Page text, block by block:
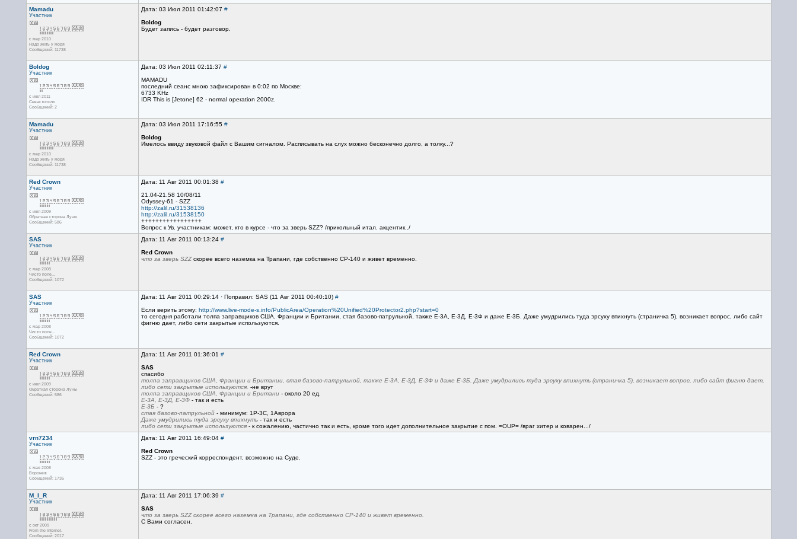
Mamadu
Участник
с мар 2010
Надо жить у моря
Сообщений: 11738
Дата: 03 Июл 2011 01:42:07 #
Boldog
Будет запись - будет разговор.
Boldog
Участник
с июл 2011
Севастополь
Сообщений: 2
Дата: 03 Июл 2011 02:11:37 #
MAMADU
последний сеанс мною зафиксирован в 0:02 по Москве:
6733 KHz
IDR This is [Jetone] 62 - normal operation 2000z.
Mamadu
Участник
с мар 2010
Надо жить у моря
Сообщений: 11738
Дата: 03 Июл 2011 17:16:55 #
Boldog
Имелось ввиду звуковой файл с Вашим сигналом. Расписывать на слух можно бесконечно долго, а толку...?
Red Crown
Участник
с июл 2009
Обратная сторона Луны
Сообщений: 586
Дата: 11 Авг 2011 00:01:38 #
21.04-21.58 10/08/11
Odyssey-61 - SZZ
http://zalil.ru/31538136
http://zalil.ru/31538150
+++++++++++++++++
Вопрос к Ув. участникам: может, кто в курсе - что за зверь SZZ? /прикольный итал. акцентик../
SAS
Участник
с мар 2008
Чисто поле...
Сообщений: 1072
Дата: 11 Авг 2011 00:13:24 #
Red Crown
что за зверь SZZскорее всего наземка на Трапани, где собственно СР-140 и живет временно.
SAS
Участник
с мар 2008
Чисто поле...
Сообщений: 1072
Дата: 11 Авг 2011 00:29:14 · Поправил: SAS (11 Авг 2011 00:40:10) #
Если верить этому: http://www.live-mode-s.info/PublicArea/Operation%20Unified%20Protector2.php?start=0
то сегодня работали толпа заправщиков США, Франции и Британии, стая базово-патрульной, также Е-3А, Е-3Д, Е-3Ф и даже Е-3Б. Даже умудрились туда эрсуху впихнуть (страничка 5), возникает вопрос, либо сайт
фигню дает, либо сети закрытые используются.
Red Crown
Участник
с июл 2009
Обратная сторона Луны
Сообщений: 586
Дата: 11 Авг 2011 01:36:01 #
SAS
спасибо
толпа заправщиков США, Франции и Британии, стая базово-патрульной, также Е-3А, Е-3Д, Е-3Ф и даже Е-3Б. Даже умудрились туда эрсуху впихнуть (страничка 5), возникает вопрос, либо сайт фигню дает,
либо сети закрытые используются. -не врут
толпа заправщиков США, Франции и Британи- около 20 ед.
Е-3А, Е-3Д, Е-3Ф- так и есть
Е-3Б - ?
стая базово-патрульной- минимум: 1P-3C, 1Аврора
Даже умудрились туда эрсуху впихнуть- так и есть
либо сети закрытые используются- к сожалению, частично так и есть, кроме того идет дополнительное закрытие c пом. =OUP= /враг хитер и коварен.../
vrn7234
Участник
с мая 2008
Воронеж
Сообщений: 1735
Дата: 11 Авг 2011 16:49:04 #
Red Crown
SZZ - это греческий корреспондент, возможно на Суде.
M_I_R
Участник
с окт 2009
From the Internet.
Сообщений: 2017
Дата: 11 Авг 2011 17:06:39 #
SAS
что за зверь SZZ скорее всего наземка на Трапани, где собственно СР-140 и живет временно.
С Вами согласен.